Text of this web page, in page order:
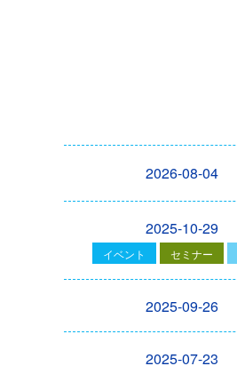
2026-08-04
2025-10-29
イベント セミナー
2025-09-26
2025-07-23